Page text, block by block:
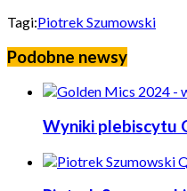
Tagi:Piotrek Szumowski
Podobne newsy
Wyniki plebiscytu